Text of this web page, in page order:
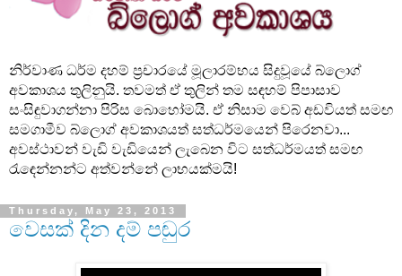
නිර්වාණ ධර්ම දහම් ප්‍රචාරයේ මූලාරම්භය සිදුවූයේ බ්ලොග්
අවකාශය තුලිනුයි. තවමත් ඒ තුලින් තම සඳහම් පිපාසාව
සංසිඳුවාගන්නා පිරිස බොහෝමයි. ඒ නිසාම වෙබ් අඩවියත් සමඟ
සමගාමීව බ්ලොග් අවකාශයත් සත්ධර්මයෙන් පිරෙනවා...
අවස්ථාවන් වැඩි වැඩියෙන් ලැබෙන විට සත්ධර්මයත් සමඟ
රැඳෙන්නන්ට අත්වන්නේ ලාභයක්මයි!
Thursday, May 23, 2013
වෙසක් දින දම් පඬුර